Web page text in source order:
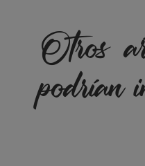
Otros
podrían